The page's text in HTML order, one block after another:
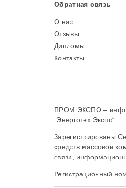
Контакты
Обратная связь
О нас
Отзывы
Дипломы
Регистрационный
Зарегистрированы
средств массовой
связи,
ПРОМ ЭКСПО –
„Энерготех Экспо“.